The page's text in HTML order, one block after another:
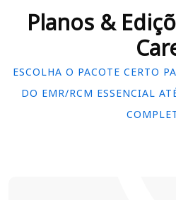
Planos &
ESCOLHA O PACOTE CERTO
DO EMR/RCM ESSENCIAL